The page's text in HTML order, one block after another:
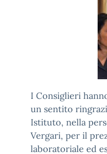
I Consiglieri
un sentito
Istituto, nella
Vergari, per il
laboratoriale ed